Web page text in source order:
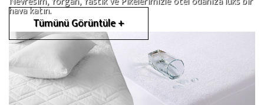
hava katın.
Tümünü Görüntüle +